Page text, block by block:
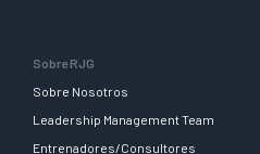
Sobre RJG
Sobre Nosotros
Leadership Management Team
Entrenadores/Consultores